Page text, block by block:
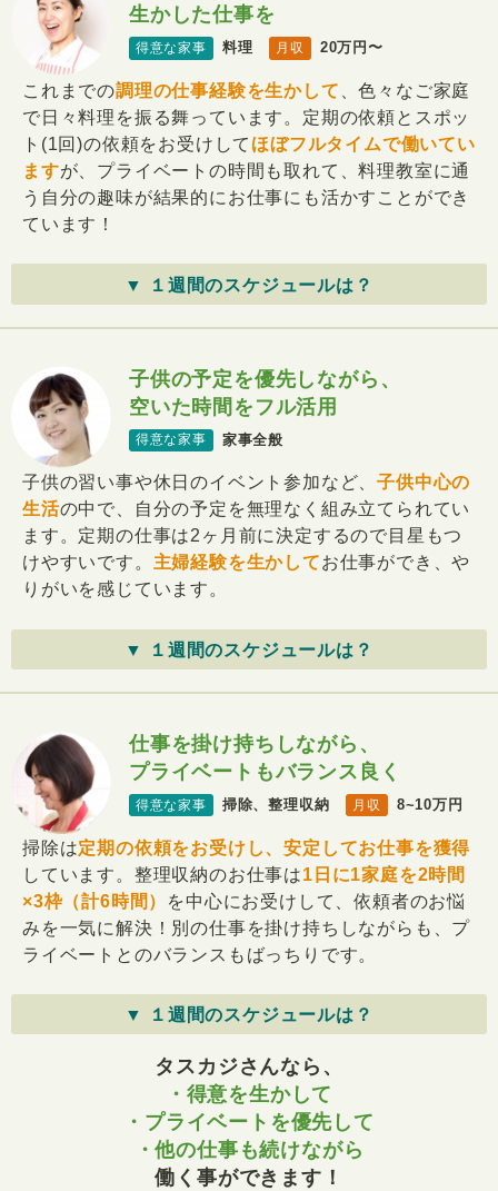
生かした仕事を
得意な家事 料理 月収 20万円〜
これまでの調理の仕事経験を生かして 、色々なご家庭
で日々料理を振る舞っています。定期の依頼とスポッ
ト(1回)の依頼をお受けして ほぼフルタイムで働いてい
ますが、プライベートの時間も取れて、料理教室に通
う自分の趣味が結果的にお仕事にも活かすことができ
ています！
▼ １週間のスケジュールは？
子供の予定を優先しながら、
空いた時間をフル活用
得意な家事 家事全般
子供の習い事や休日のイベント参加など、子供中心の
生活の中で、自分の予定を無理なく組み立てられてい
ます。定期の仕事は2ヶ月前に決定するので目星もつ
けやすいです。 主婦経験を生かしてお仕事ができ、や
りがいを感じています。
▼ １週間のスケジュールは？
仕事を掛け持ちしながら、
プライベートもバランス良く
得意な家事 掃除、整理収納 月収 8~10万円
掃除は定期の依頼をお受けし、安定してお仕事を獲得
しています。整理収納のお仕事は1日に1家庭を2時間
×3枠（計6時間）
を中心にお受けして、依頼者のお悩
みを一気に解決！別の仕事を掛け持ちしながらも、プ
ライベートとのバランスもばっちりです。
▼ １週間のスケジュールは？
タスカジさんなら、
・得意を生かして
・プライベートを優先して
・他の仕事も続けながら
働く事ができます！